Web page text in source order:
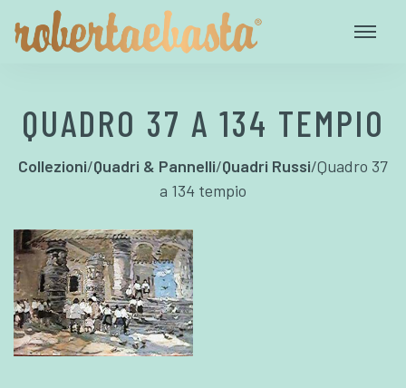
QUADRO 37 A 134 TEMPIO
Collezioni/Quadri & Pannelli/Quadri Russi/Quadro 37
a 134 tempio